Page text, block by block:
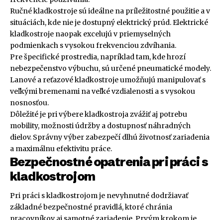
Ručné kladkostroje sú ideálne na príležitostné použitie a v
situáciách, kde nie je dostupný elektrický prúd. Elektrické
kladkostroje naopak excelujú v priemyselných
podmienkach s vysokou frekvenciou zdvíhania.
Pre špecifické prostredia, napríklad tam, kde hrozí
nebezpečenstvo výbuchu, sú určené pneumatické modely.
Lanové a reťazové kladkostroje umožňujú manipulovať s
veľkými bremenami na veľké vzdialenosti a s vysokou
nosnosťou.
Dôležité je pri výbere kladkostroja zvážiť aj potrebu
mobility, možnosti údržby a dostupnosť náhradných
dielov. Správny výber zabezpečí dlhú životnosť zariadenia
a maximálnu efektivitu práce.
Bezpečnostné opatrenia pri práci s
kladkostrojom
Pri práci s kladkostrojom je nevyhnutné dodržiavať
základné bezpečnostné pravidlá, ktoré chránia